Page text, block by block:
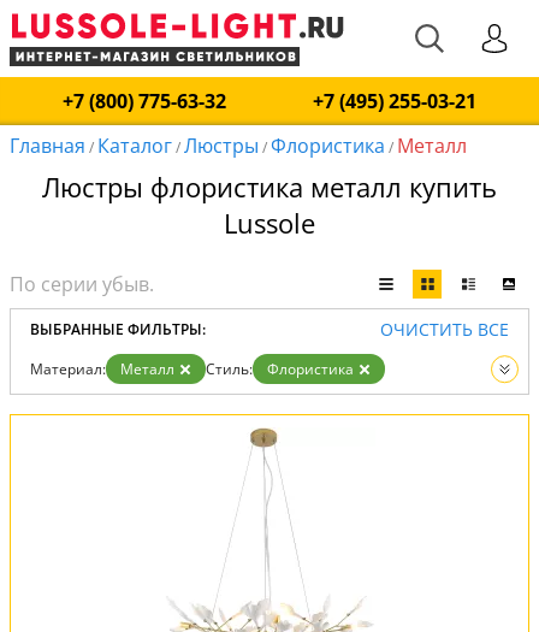
+7 (800) 775-63-32
+7 (495) 255-03-21
Главная / Каталог/Люстры /Флористика / Металл
Люстры флористика металл купить
Lussole
ВЫБРАННЫЕ ФИЛЬТРЫ: ОЧИСТИТЬ ВСЕ
Материал: Металл Стиль:
Флористика
Вид:
Люстры